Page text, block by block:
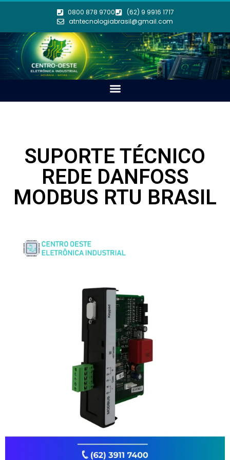
0800 878 9700
(62) 9 9916 1717
atntecnologiabrasil@gmail.com
SUPORTE TÉCNICO
REDE DANFOSS
MODBUS RTU BRASIL